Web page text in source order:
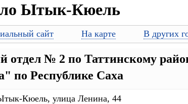
Ытык-Кюель
сайт На карте В других
отдел № 2 по Таттинскому
по Республике Саха
Кюель, улица Ленина, 44